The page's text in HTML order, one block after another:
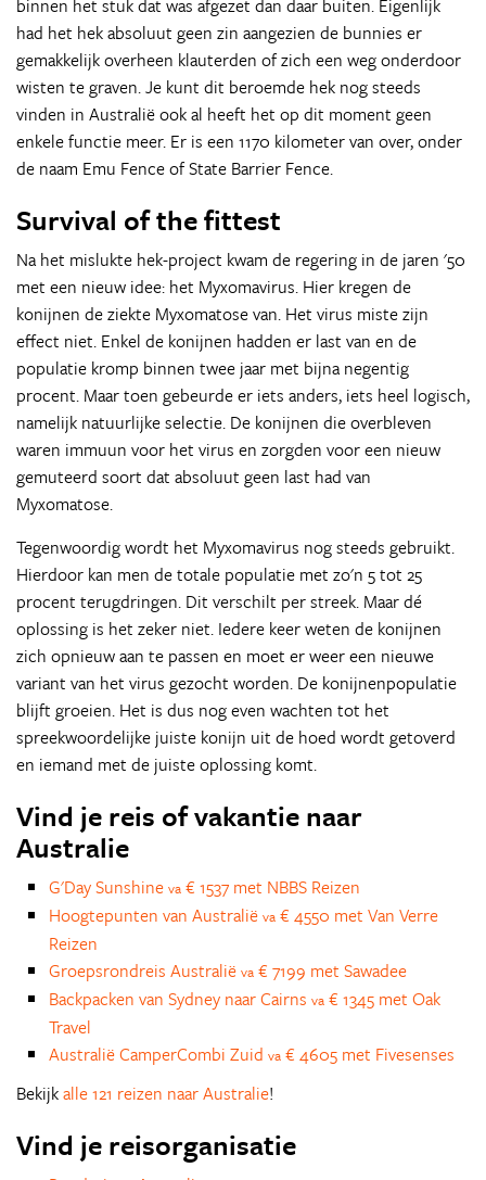
binnen het stuk dat was afgezet dan daar buiten. Eigenlijk
had het hek absoluut geen zin aangezien de bunnies er
gemakkelijk overheen klauterden of zich een weg onderdoor
wisten te graven. Je kunt dit beroemde hek nog steeds
vinden in Australië ook al heeft het op dit moment geen
enkele functie meer. Er is een 1170 kilometer van over, onder
de naam Emu Fence of State Barrier Fence.
Survival of the fittest
Na het mislukte hek-project kwam de regering in de jaren '50
met een nieuw idee: het Myxomavirus. Hier kregen de
konijnen de ziekte Myxomatose van. Het virus miste zijn
effect niet. Enkel de konijnen hadden er last van en de
populatie kromp binnen twee jaar met bijna negentig
procent. Maar toen gebeurde er iets anders, iets heel logisch,
namelijk natuurlijke selectie. De konijnen die overbleven
waren immuun voor het virus en zorgden voor een nieuw
gemuteerd soort dat absoluut geen last had van
Myxomatose.
Tegenwoordig wordt het Myxomavirus nog steeds gebruikt.
Hierdoor kan men de totale populatie met zo'n 5 tot 25
procent terugdringen. Dit verschilt per streek. Maar dé
oplossing is het zeker niet. Iedere keer weten de konijnen
zich opnieuw aan te passen en moet er weer een nieuwe
variant van het virus gezocht worden. De konijnenpopulatie
blijft groeien. Het is dus nog even wachten tot het
spreekwoordelijke juiste konijn uit de hoed wordt getoverd
en iemand met de juiste oplossing komt.
Vind je reis of vakantie naar
Australie
G'Day Sunshine va € 1537 met NBBS Reizen
Hoogtepunten van Australië va € 4550 met Van Verre
Reizen
Groepsrondreis Australië va € 7199 met Sawadee
Backpacken van Sydney naar Cairns va € 1345 met Oak
Travel
Australië CamperCombi Zuid va € 4605 met Fivesenses
Bekijkalle 121 reizen naar Australie!
Vind je reisorganisatie